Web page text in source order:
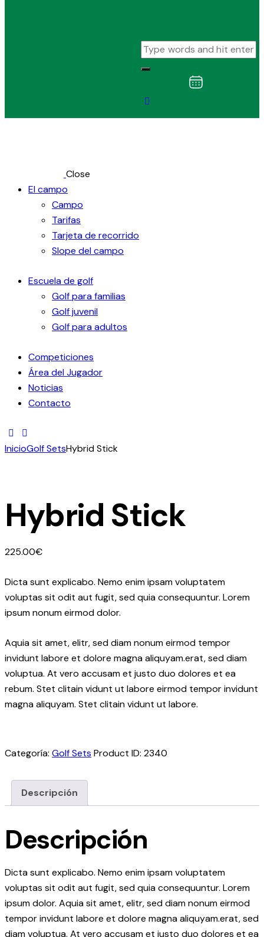
Close
El campo
Campo
Tarifas
Tarjeta de recorrido
Slope del campo
Escuela de golf
Golf para familias
Golf juvenil
Golf para adultos
Competiciones
Área del Jugador
Noticias
Contacto
InicioGolf SetsHybrid Stick
Hybrid Stick
225.00€
Dicta sunt explicabo. Nemo enim ipsam voluptatem
voluptas sit odit aut fugit, sed quia consequuntur. Lorem
ipsum nonum eirmod dolor.
Aquia sit amet, elitr, sed diam nonum eirmod tempor
invidunt labore et dolore magna aliquyam.erat, sed diam
voluptua. At vero accusam et justo duo dolores et ea
rebum. Stet clitain vidunt ut labore eirmod tempor invidunt
magna aliquyam. Stet clitain vidunt ut labore.
Categoría: Golf Sets Product ID: 2340
Descripción
Descripción
Dicta sunt explicabo. Nemo enim ipsam voluptatem
voluptas sit odit aut fugit, sed quia consequuntur. Lorem
ipsum dolor. Aquia sit amet, elitr, sed diam nonum eirmod
tempor invidunt labore et dolore magna aliquyam.erat, sed
diam voluptua. At vero accusam et justo duo dolores et ea